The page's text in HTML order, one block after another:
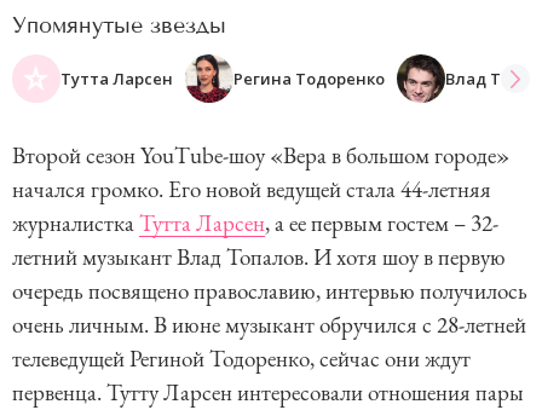
Упомянутые звезды
Тутта Ларсен Регина Тодоренко Влад
Второй сезон YouTube-шоу «Вера в большом городе»
начался громко. Его новой ведущей стала 44-летняя
журналисткаТутта Ларсен, а ее первым гостем – 32-
летний музыкант Влад Топалов. И хотя шоу в первую
очередь посвящено православию, интервью получилось
очень личным. В июне музыкант обручился с 28-летней
телеведущей Региной Тодоренко, сейчас они ждут
первенца. Тутту Ларсен интересовали отношения пары